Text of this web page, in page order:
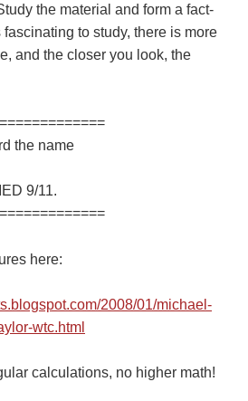
the material and form a fact-
to study, there is more
and the closer you look, the
the name
9/11.
here:
2008/01/michael-
wtc.html
calculations, no higher math!